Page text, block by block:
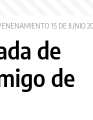
15 DE JUNIO
de
de